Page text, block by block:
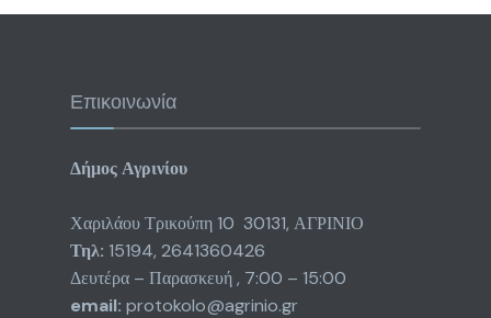
Επικοινωνία
Δήμος Αγρινίου
Χαριλάου Τρικούπη 10 30131, ΑΓΡΙΝΙΟ
Τηλ: 15194, 2641360426
Δευτέρα – Παρασκευή , 7:00 – 15:00
email: protokolo@agrinio.gr